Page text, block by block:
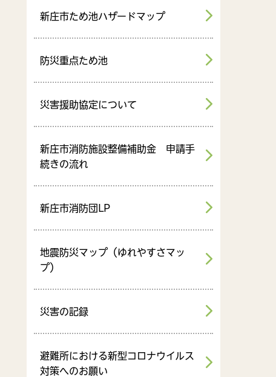
新庄市ため池ハザードマップ
防災重点ため池
災害援助協定について
新庄市消防施設整備補助金 申請手
続きの流れ
新庄市消防団LP
地震防災マップ（ゆれやすさマッ
プ）
災害の記録
避難所における新型コロナウイルス
対策へのお願い